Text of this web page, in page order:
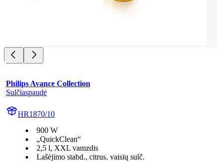
Philips Avance Collection
Sulčiaspaudė
HR1870/10
900 W
„QuickClean“
2,5 l, XXL vamzdis
Lašėjimo stabd., citrus. vaisių sulč.